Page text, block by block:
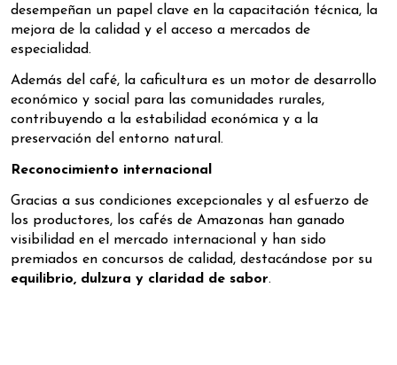
desempeñan un papel clave en la capacitación técnica, la
mejora de la calidad y el acceso a mercados de
especialidad.
Además del café, la caficultura es un motor de desarrollo
económico y social para las comunidades rurales,
contribuyendo a la estabilidad económica y a la
preservación del entorno natural.
Reconocimiento internacional
Gracias a sus condiciones excepcionales y al esfuerzo de
los productores, los cafés de Amazonas han ganado
visibilidad en el mercado internacional y han sido
premiados en concursos de calidad, destacándose por su
equilibrio, dulzura y claridad de sabor.